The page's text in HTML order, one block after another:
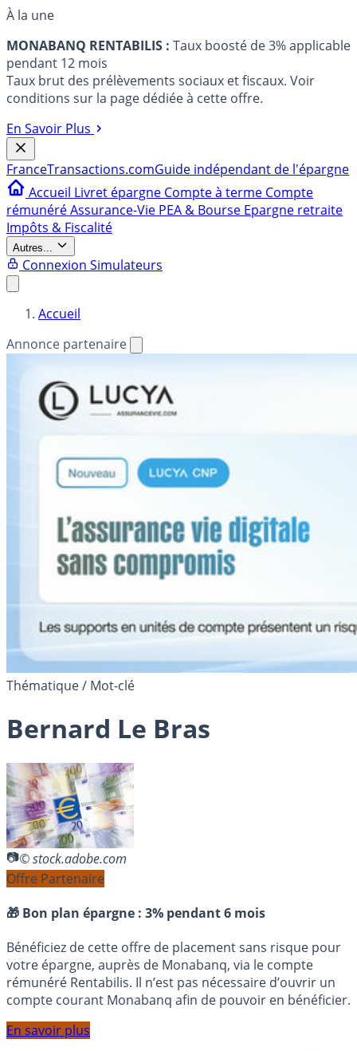
À la une
MONABANQ RENTABILIS : Taux boosté de 3% applicable
pendant 12 mois
Taux brut des prélèvements sociaux et fiscaux. Voir
conditions sur la page dédiée à cette offre.
En Savoir Plus
FranceTransactions.comGuide indépendant de l'épargne
Accueil Livret épargne Compte à terme Compte
rémunéréAssurance-Vie PEA & Bourse Epargne retraite
Impôts & Fiscalité
Autres...
Connexion Simulateurs
Accueil
Annonce partenaire
Thématique / Mot-clé
Bernard Le Bras
© stock.adobe.com
Offre Partenaire
🎁 Bon plan épargne : 3% pendant 6 mois
Bénéficiez de cette offre de placement sans risque pour
votre épargne, auprès de Monabanq, via le compte
rémunéré Rentabilis. Il n’est pas nécessaire d’ouvrir un
compte courant Monabanq afin de pouvoir en bénéficier.
En savoir plus